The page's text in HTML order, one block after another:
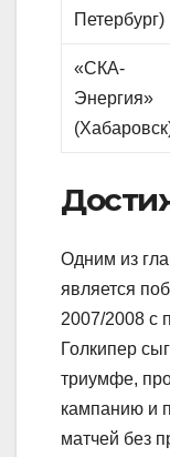
Петербург)
«СКА-
Энергия»
Одним из
является
2007/2008 с
Голкипер
триумфе,
кампанию и
матчей без